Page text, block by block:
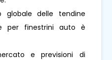
globale delle tendine
per finestrini auto è
e previsioni di